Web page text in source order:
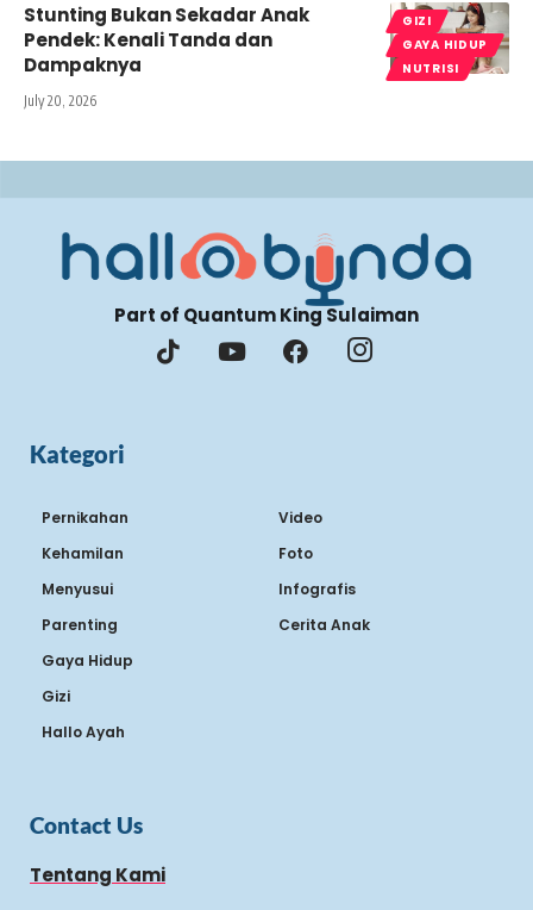
GIZI
GAYA HIDUP
NUTRISI
Stunting Bukan Sekadar Anak
Pendek: Kenali Tanda dan
Dampaknya
July 20, 2026
Part of Quantum King Sulaiman
Kategori
Pernikahan
Kehamilan
Menyusui
Parenting
Gaya Hidup
Gizi
Hallo Ayah
Video
Foto
Infografis
Cerita Anak
Contact Us
Tentang Kami